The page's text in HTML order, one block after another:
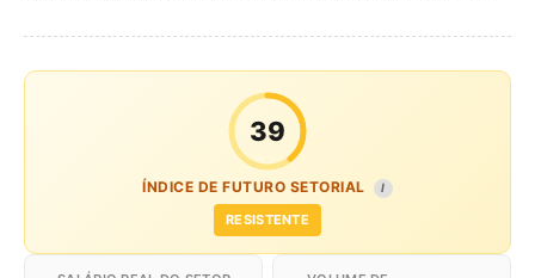
39
ÍNDICE DE FUTURO SETORIAL I
RESISTENTE